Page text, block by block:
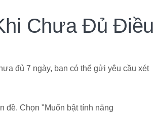
Chưa Đủ Điều
đủ 7 ngày, bạn có thể gửi yêu cầu xét
đề. Chọn "Muốn bật tính năng